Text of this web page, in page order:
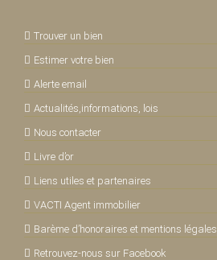
Trouver un bien
Estimer votre bien
Alerte email
Actualités,informations, lois
Nous contacter
Livre d’or
Liens utiles et partenaires
VACTI Agent immobilier
Barème d’honoraires et mentions légales
Retrouvez-nous sur Facebook